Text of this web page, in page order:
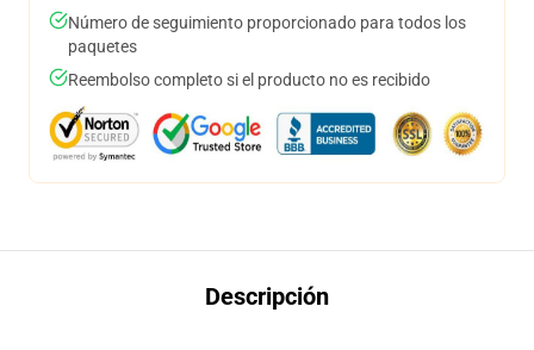
Número de seguimiento proporcionado para todos los
paquetes
Reembolso completo si el producto no es recibido
Descripción